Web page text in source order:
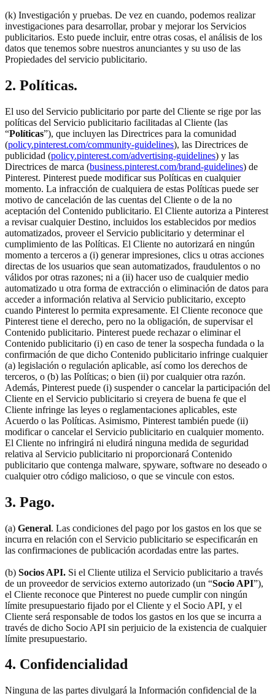
(k) Investigación y pruebas. De vez en cuando, podemos realizar
investigaciones para desarrollar, probar y mejorar los Servicios
publicitarios. Esto puede incluir, entre otras cosas, el análisis de los
datos que tenemos sobre nuestros anunciantes y su uso de las
Propiedades del servicio publicitario.
2. Políticas.
El uso del Servicio publicitario por parte del Cliente se rige por las
políticas del Servicio publicitario facilitadas al Cliente (las
“Políticas”), que incluyen las Directrices para la comunidad
(policy.pinterest.com/community-guidelines), las Directrices de
publicidad (policy.pinterest.com/advertising-guidelines) y las
Directrices de marca (business.pinterest.com/brand-guidelines) de
Pinterest. Pinterest puede modificar sus Políticas en cualquier
momento. La infracción de cualquiera de estas Políticas puede ser
motivo de cancelación de las cuentas del Cliente o de la no
aceptación del Contenido publicitario. El Cliente autoriza a Pinterest
a revisar cualquier Destino, incluidos los establecidos por medios
automatizados, proveer el Servicio publicitario y determinar el
cumplimiento de las Políticas. El Cliente no autorizará en ningún
momento a terceros a (i) generar impresiones, clics u otras acciones
directas de los usuarios que sean automatizados, fraudulentos o no
válidos por otras razones; ni a (ii) hacer uso de cualquier medio
automatizado u otra forma de extracción o eliminación de datos para
acceder a información relativa al Servicio publicitario, excepto
cuando Pinterest lo permita expresamente. El Cliente reconoce que
Pinterest tiene el derecho, pero no la obligación, de supervisar el
Contenido publicitario. Pinterest puede rechazar o eliminar el
Contenido publicitario (i) en caso de tener la sospecha fundada o la
confirmación de que dicho Contenido publicitario infringe cualquier
(a) legislación o regulación aplicable, así como los derechos de
terceros, o (b) las Políticas; o bien (ii) por cualquier otra razón.
Además, Pinterest puede (i) suspender o cancelar la participación del
Cliente en el Servicio publicitario si creyera de buena fe que el
Cliente infringe las leyes o reglamentaciones aplicables, este
Acuerdo o las Políticas. Asimismo, Pinterest también puede (ii)
modificar o cancelar el Servicio publicitario en cualquier momento.
El Cliente no infringirá ni eludirá ninguna medida de seguridad
relativa al Servicio publicitario ni proporcionará Contenido
publicitario que contenga malware, spyware, software no deseado o
cualquier otro código malicioso, o que se vincule con estos.
3. Pago.
(a) General. Las condiciones del pago por los gastos en los que se
incurra en relación con el Servicio publicitario se especificarán en
las confirmaciones de publicación acordadas entre las partes.
(b) Socios API. Si el Cliente utiliza el Servicio publicitario a través
de un proveedor de servicios externo autorizado (un “Socio API”),
el Cliente reconoce que Pinterest no puede cumplir con ningún
límite presupuestario fijado por el Cliente y el Socio API, y el
Cliente será responsable de todos los gastos en los que se incurra a
través de dicho Socio API sin perjuicio de la existencia de cualquier
límite presupuestario.
4. Confidencialidad
Ninguna de las partes divulgará la Información confidencial de la